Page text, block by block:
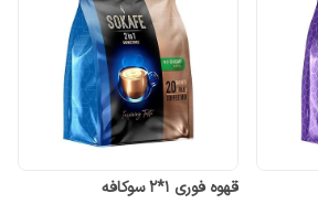
قهوه فوری 1*2 سوکافه